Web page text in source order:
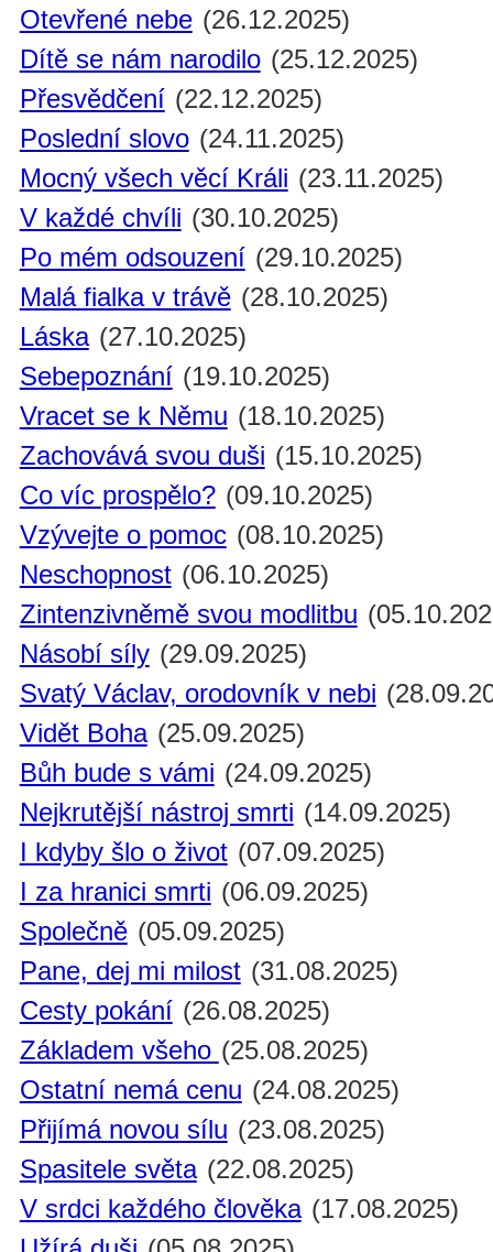
Otevřené nebe (26.12.2025)
Dítě se nám narodilo (25.12.2025)
Přesvědčení (22.12.2025)
Poslední slovo (24.11.2025)
Mocný všech věcí Králi (23.11.2025)
V každé chvíli (30.10.2025)
Po mém odsouzení (29.10.2025)
Malá fialka v trávě (28.10.2025)
Láska (27.10.2025)
Sebepoznání (19.10.2025)
Vracet se k Němu (18.10.2025)
Zachovává svou duši (15.10.2025)
Co víc prospělo? (09.10.2025)
Vzývejte o pomoc (08.10.2025)
Neschopnost (06.10.2025)
Zintenzivněmě svou modlitbu
Násobí síly (29.09.2025)
Svatý Václav, orodovník v nebi
Vidět Boha (25.09.2025)
Bůh bude s vámi (24.09.2025)
Nejkrutější nástroj smrti (14.09.2025)
I kdyby šlo o život (07.09.2025)
I za hranici smrti (06.09.2025)
Společně (05.09.2025)
Pane, dej mi milost (31.08.2025)
Cesty pokání (26.08.2025)
Základem všeho (25.08.2025)
Ostatní nemá cenu (24.08.2025)
Přijímá novou sílu (23.08.2025)
Spasitele světa (22.08.2025)
V srdci každého člověka (17.08.2025)